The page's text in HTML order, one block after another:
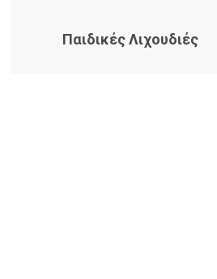
Παιδικές Λιχουδιές